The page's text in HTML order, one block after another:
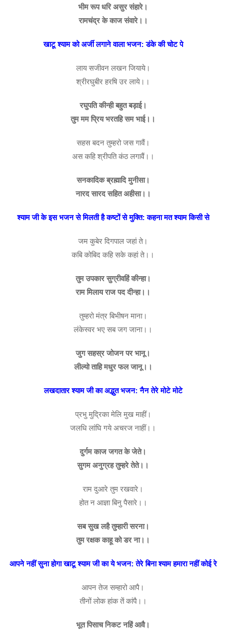
भीम रूप धरि असुर संहारे।
रामचंद्र के काज संवारे।।
खाटू श्याम को अर्जी लगाने वाला भजन: डंके की चोट पे
लाय सजीवन लखन जियाये।
श्रीरघुबीर हरषि उर लाये।।
रघुपति कीन्ही बहुत बड़ाई।
तुम मम प्रिय भरतहि सम भाई।।
सहस बदन तुम्हरो जस गावैं।
अस कहि श्रीपति कंठ लगावैं।।
सनकादिक ब्रह्मादि मुनीसा।
नारद सारद सहित अहीसा।।
श्याम जी के इस भजन से मिलती है कष्टों से मुक्ति: कहना मत श्याम किसी से
जम कुबेर दिगपाल जहां ते।
कबि कोबिद कहि सके कहां ते।।
तुम उपकार सुग्रीवहिं कीन्हा।
राम मिलाय राज पद दीन्हा।।
तुम्हरो मंत्र बिभीषन माना।
लंकेस्वर भए सब जग जाना।।
जुग सहस्र जोजन पर भानू।
लील्यो ताहि मधुर फल जानू।।
लखदातार श्याम जी का अद्भुत भजन: नैन तेरे मोटे मोटे
प्रभु मुद्रिका मेलि मुख माहीं।
जलधि लांघि गये अचरज नाहीं।।
दुर्गम काज जगत के जेते।
सुगम अनुग्रह तुम्हरे तेते।।
राम दुआरे तुम रखवारे।
होत न आज्ञा बिनु पैसारे।।
सब सुख लहै तुम्हारी सरना।
तुम रक्षक काहू को डर ना।।
आपने नहीं सुना होगा खाटू श्याम जी का ये भजन: तेरे बिना श्याम हमारा नहीं कोई रे
आपन तेज सम्हारो आपै।
तीनों लोक हांक तें कांपै।।
भूत पिसाच निकट नहिं आवै।